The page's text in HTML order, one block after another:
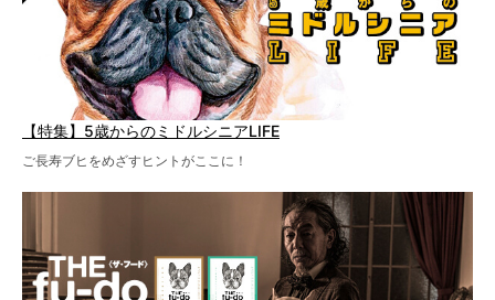
【特集】5歳からのミドルシニアLIFE
ご長寿ブヒをめざすヒントがここに！